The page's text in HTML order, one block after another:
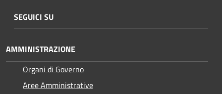
SEGUICI SU
AMMINISTRAZIONE
Organi di Governo
Aree Amministrative